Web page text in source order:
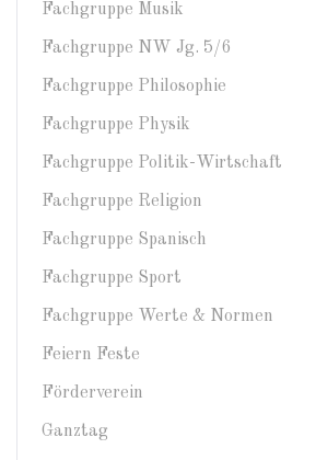
Fachgruppe Musik
Fachgruppe NW Jg. 5/6
Fachgruppe Philosophie
Fachgruppe Physik
Fachgruppe Politik-Wirtschaft
Fachgruppe Religion
Fachgruppe Spanisch
Fachgruppe Sport
Fachgruppe Werte & Normen
Feiern Feste
Förderverein
Ganztag